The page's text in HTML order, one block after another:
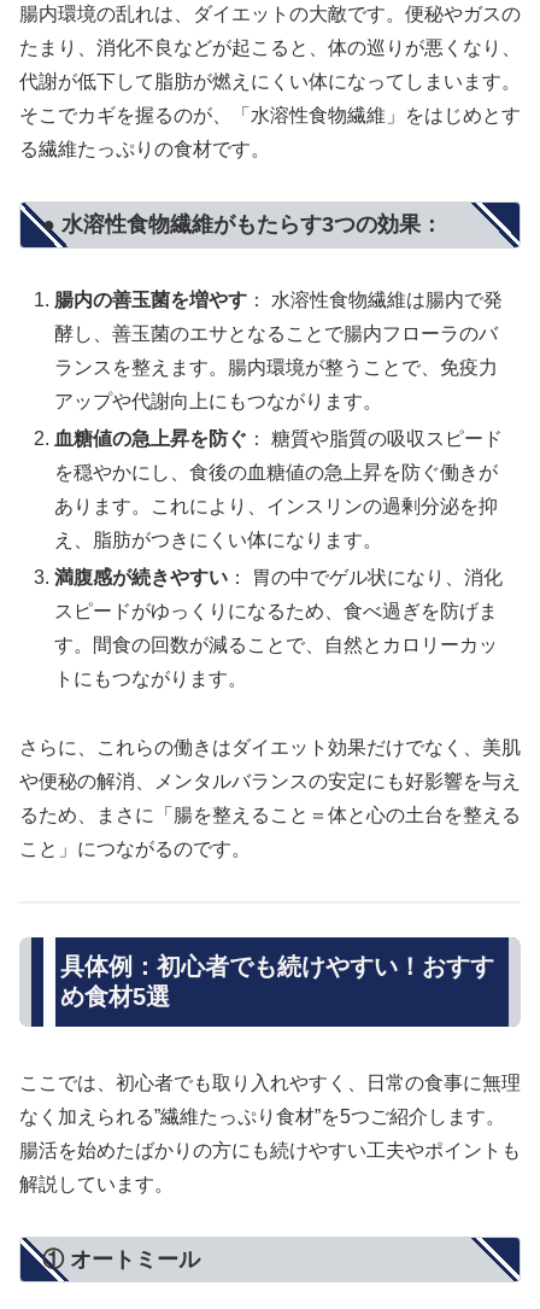
腸内環境の乱れは、ダイエットの大敵です。便秘やガスの
たまり、消化不良などが起こると、体の巡りが悪くなり、
代謝が低下して脂肪が燃えにくい体になってしまいます。
そこでカギを握るのが、「水溶性食物繊維」をはじめとす
る繊維たっぷりの食材です。
● 水溶性食物繊維がもたらす3つの効果：
腸内の善玉菌を増やす ： 水溶性食物繊維は腸内で発
酵し、善玉菌のエサとなることで腸内フローラのバ
ランスを整えます。腸内環境が整うことで、免疫力
アップや代謝向上にもつながります。
血糖値の急上昇を防ぐ ： 糖質や脂質の吸収スピード
を穏やかにし、食後の血糖値の急上昇を防ぐ働きが
あります。これにより、インスリンの過剰分泌を抑
え、脂肪がつきにくい体になります。
満腹感が続きやすい ： 胃の中でゲル状になり、消化
スピードがゆっくりになるため、食べ過ぎを防げま
す。間食の回数が減ることで、自然とカロリーカッ
トにもつながります。
さらに、これらの働きはダイエット効果だけでなく、美肌
や便秘の解消、メンタルバランスの安定にも好影響を与え
るため、まさに「腸を整えること＝体と心の土台を整える
こと」につながるのです。
具体例：初心者でも続けやすい！おすす
め食材5選
ここでは、初心者でも取り入れやすく、日常の食事に無理
なく加えられる”繊維たっぷり食材”を5つご紹介します。
腸活を始めたばかりの方にも続けやすい工夫やポイントも
解説しています。
① オートミール